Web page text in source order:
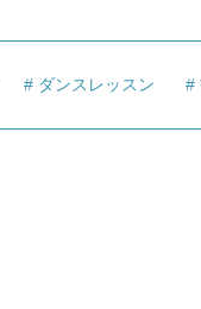
ダンスレッスン